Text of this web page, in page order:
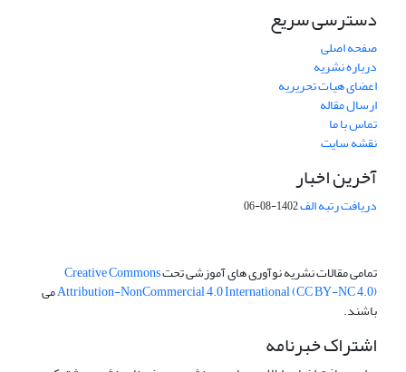
دسترسی سریع
صفحه اصلی
درباره نشریه
اعضای هیات تحریریه
ارسال مقاله
تماس با ما
نقشه سایت
آخرین اخبار
دریافت رتبه الف1402-08-06
تمامی مقالات نشریه نوآوری های آموزشی تحتCreative Commons
Attribution-NonCommercial 4.0 International (CC BY-NC 4.0)می
باشند.
اشتراک خبرنامه